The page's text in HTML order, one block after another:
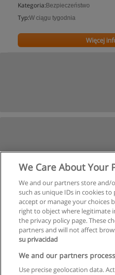
Kategoria: Bezpieczeństwo
Typ:W ciągu tygodnia
Więcej
We Care About Your
We and our partners store and/
such as unique IDs in cookies
accept or manage your choices
right to object where legitimate
the privacy policy page. These
partners and will not affect
su privacidad
We and our partners
Use precise geolocation data.